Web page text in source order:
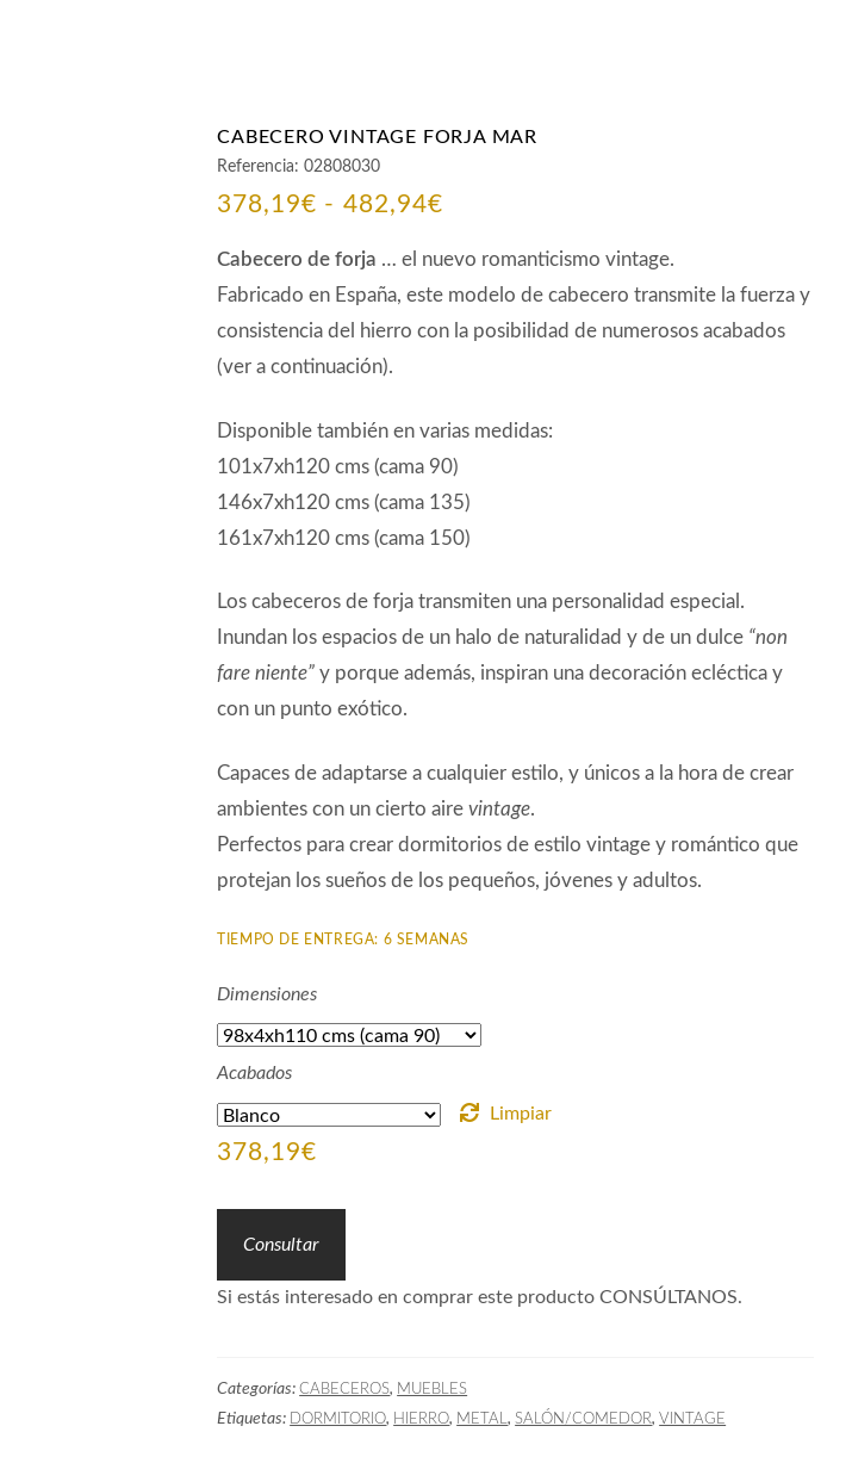
CABECERO VINTAGE FORJA MAR
Referencia:02808030
378,19€ - 482,94€Rango
precios:
desde
hasta
482,94€
Cabecero de forja … el nuevo romanticismo vintage.
Fabricado en España, este modelo de cabecero transmite la fuerza y
consistencia del hierro con la posibilidad de numerosos acabados
(ver a continuación).
Disponible también en varias medidas:
101x7xh120 cms (cama 90)
146x7xh120 cms (cama 135)
161x7xh120 cms (cama 150)
Los cabeceros de forja transmiten una personalidad especial.
Inundan los espacios de un halo de naturalidad y de un dulce “non
fare niente”y porque además, inspiran una decoración ecléctica y
con un punto exótico.
Capaces de adaptarse a cualquier estilo, y únicos a la hora de crear
ambientes con un cierto airevintage.
Perfectos para crear dormitorios de estilo vintage y romántico que
protejan los sueños de los pequeños, jóvenes y adultos.
TIEMPO DE ENTREGA: 6 SEMANAS
Dimensiones
Acabados
Limpiar
378,19€
Consultar
Si estás interesado en comprar este producto CONSÚLTANOS.
Categorías:CABECEROS, MUEBLES
Etiquetas: DORMITORIO, HIERRO, METAL,SALÓN/COMEDOR,VINTAGE